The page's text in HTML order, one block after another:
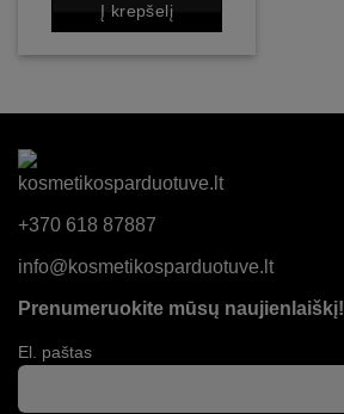
Į krepšelį
+370 618 87887
info@kosmetikosparduotuve.lt
Prenumeruokite mūsų naujienlaiškį!
El. paštas